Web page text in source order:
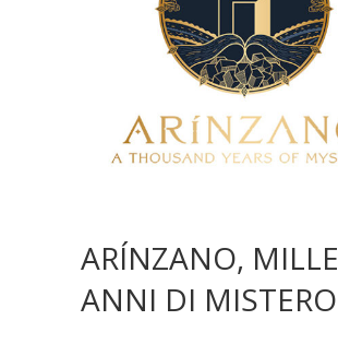
ARÍNZANO, MILLE
ANNI DI MISTERO